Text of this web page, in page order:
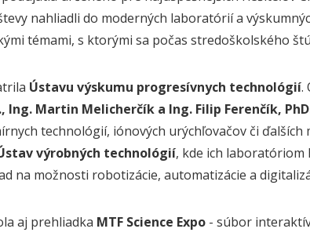
nahliadli do moderných laboratórií a
témami, s ktorými sa počas stredoškolského
Ústavu výskumu progresívnych technológií.
Ing. Martin Melicherčík a Ing. Filip Ferenčík,
technológií, iónových urýchľovačov či ďalších
výrobných technológií, kde ich laboratóriom
na možnosti robotizácie, automatizácie a
aj prehliadka MTF Science Expo - súbor